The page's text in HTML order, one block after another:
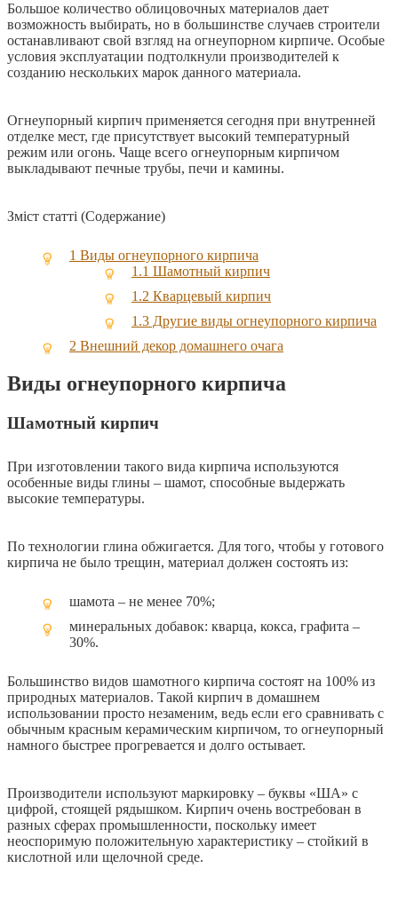
Большое количество облицовочных материалов дает
возможность выбирать, но в большинстве случаев строители
останавливают свой взгляд на огнеупорном кирпиче. Особые
условия эксплуатации подтолкнули производителей к
созданию нескольких марок данного материала.
Огнеупорный кирпич применяется сегодня при внутренней
отделке мест, где присутствует высокий температурный
режим или огонь. Чаще всего огнеупорным кирпичом
выкладывают печные трубы, печи и камины.
Зміст статті (Содержание)
1 Виды огнеупорного кирпича
1.1 Шамотный кирпич
1.2 Кварцевый кирпич
1.3 Другие виды огнеупорного кирпича
2 Внешний декор домашнего очага
Виды огнеупорного кирпича
Шамотный кирпич
При изготовлении такого вида кирпича используются
особенные виды глины – шамот, способные выдержать
высокие температуры.
По технологии глина обжигается. Для того, чтобы у готового
кирпича не было трещин, материал должен состоять из:
шамота – не менее 70%;
минеральных добавок: кварца, кокса, графита –
30%.
Большинство видов шамотного кирпича состоят на 100% из
природных материалов. Такой кирпич в домашнем
использовании просто незаменим, ведь если его сравнивать с
обычным красным керамическим кирпичом, то огнеупорный
намного быстрее прогревается и долго остывает.
Производители используют маркировку – буквы «ША» с
цифрой, стоящей рядышком. Кирпич очень востребован в
разных сферах промышленности, поскольку имеет
неоспоримую положительную характеристику – стойкий в
кислотной или щелочной среде.